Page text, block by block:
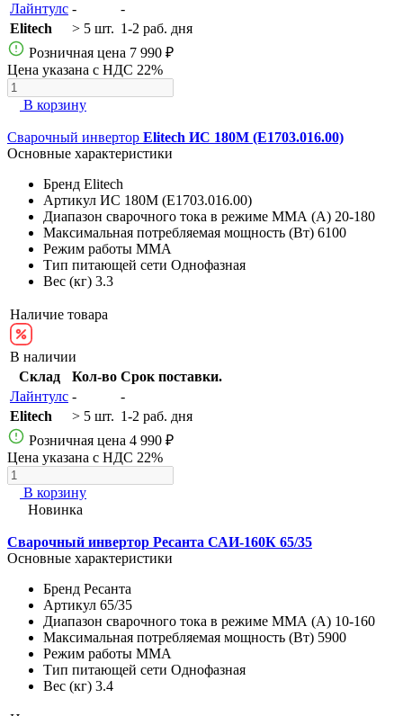
Лайнтулс -
-
Elitech
> 5 шт. 1-2 раб. дня
Розничная цена 7 990 ₽
Цена указана с НДС 22%
В корзину
Сварочный инвертор Elitech ИС 180М (E1703.016.00)
Основные характеристики
Бренд Elitech
Артикул ИС 180М (E1703.016.00)
Диапазон сварочного тока в режиме ММА (А) 20-180
Максимальная потребляемая мощность (Вт) 6100
Режим работы MMA
Тип питающей сети Однофазная
Вес (кг) 3.3
Наличие товара
В наличии
Склад
Кол-во Срок поставки.
Лайнтулс -
-
Elitech
> 5 шт. 1-2 раб. дня
Розничная цена 4 990 ₽
Цена указана с НДС 22%
В корзину
Новинка
Сварочный инвертор Ресанта САИ-160К 65/35
Основные характеристики
Бренд Ресанта
Артикул 65/35
Диапазон сварочного тока в режиме ММА (А) 10-160
Максимальная потребляемая мощность (Вт) 5900
Режим работы MMA
Тип питающей сети Однофазная
Вес (кг) 3.4